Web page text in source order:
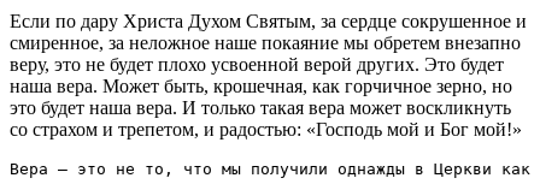
Если по дару Христа Духом Святым, за сердце сокрушенное и
смиренное, за неложное наше покаяние мы обретем внезапно
веру, это не будет плохо усвоенной верой других. Это будет
наша вера. Может быть, крошечная, как горчичное зерно, но
это будет наша вера. И только такая вера может воскликнуть
со страхом и трепетом, и радостью: «Господь мой и Бог мой!»
Вера — это не то, что мы получили однажды в Церкви